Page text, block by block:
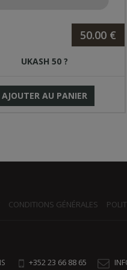
50.00 €
UKASH 50 ?
AJOUTER AU PANIER
CONDITIONS GÉNÉRALES
+352 23 66 88 65